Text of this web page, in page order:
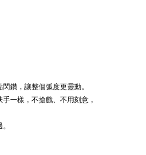
鑽，讓整個弧度更靈動。
一樣，不搶戲、不用刻意，